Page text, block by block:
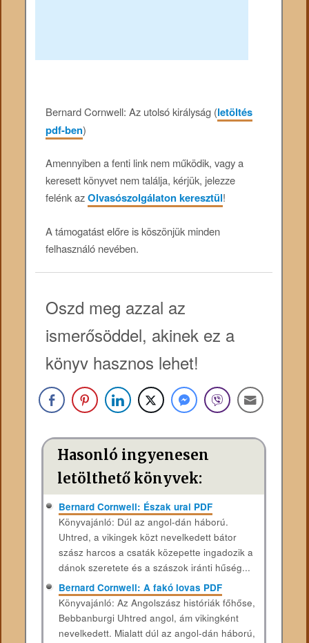
Bernard Cornwell: Az utolsó királyság (letöltés
pdf-ben)
Amennyiben a fenti link nem működik, vagy a
keresett könyvet nem találja, kérjük, jelezze
felénk azOlvasószolgálaton keresztül!
A támogatást előre is köszönjük minden
felhasználó nevében.
Oszd meg azzal az
ismerősöddel, akinek ez a
könyv hasznos lehet!
Hasonló ingyenesen
letölthető könyvek:
Bernard Cornwell: Észak urai PDF
Könyvajánló: Dúl ​az angol-dán háború.
Uhtred, a vikingek közt nevelkedett bátor
szász harcos a csaták közepette ingadozik a
dánok szeretete és a szászok iránti hűség...
Bernard Cornwell: A fakó lovas PDF
Könyvajánló: Az Angolszász históriák főhőse,
Bebbanburgi Uhtred angol, ám vikingként
nevelkedett. Mialatt dúl az angol-dán háború,